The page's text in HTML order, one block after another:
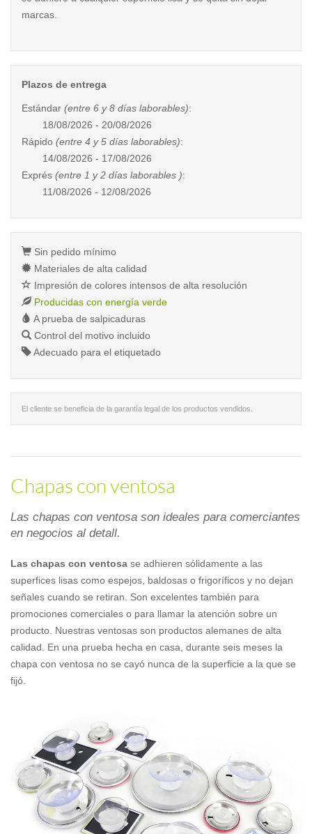
marcas.
Plazos de entrega
Estándar (entre 6 y 8 días laborables):
18/08/2026 - 20/08/2026
Rápido (entre 4 y 5 días laborables):
14/08/2026 - 17/08/2026
Exprés (entre 1 y 2 días laborables ):
11/08/2026 - 12/08/2026
Sin pedido mínimo
Materiales de alta calidad
Impresión de colores intensos de alta resolución
Producidas con energía verde
A prueba de salpicaduras
Control del motivo incluido
Adecuado para el etiquetado
El cliente se beneficia de la garantía legal de los productos vendidos.
Chapas con ventosa
Las chapas con ventosa son ideales para comerciantes
en negocios al detall.
Las chapas con ventosa se adhieren sólidamente a las
superfices lisas como espejos, baldosas o frigoríficos y no dejan
señales cuando se retiran. Son excelentes también para
promociones comerciales o para llamar la atención sobre un
producto. Nuestras ventosas son productos alemanes de alta
calidad. En una prueba hecha en casa, durante seis meses la
chapa con ventosa no se cayó nunca de la superficie a la que se
fijó.